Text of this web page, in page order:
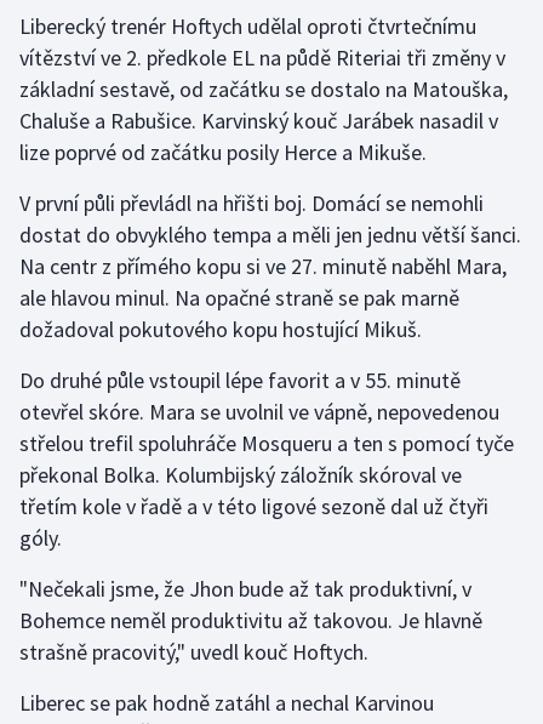
Florbal
Futsal
Golf
Gymnastika
Házená
Jezdectví
Judo
Krasobruslení
Lezení
Moderní pětiboj
Liberecký trenér Hoftych udělal oproti čtvrtečnímu
vítězství ve 2. předkole EL na půdě Riteriai tři změny v
základní sestavě, od začátku se dostalo na Matouška,
Chaluše a Rabušice. Karvinský kouč Jarábek nasadil v
lize poprvé od začátku posily Herce a Mikuše.
V první půli převládl na hřišti boj. Domácí se nemohli
dostat do obvyklého tempa a měli jen jednu větší šanci.
Na centr z přímého kopu si ve 27. minutě naběhl Mara,
ale hlavou minul. Na opačné straně se pak marně
dožadoval pokutového kopu hostující Mikuš.
Do druhé půle vstoupil lépe favorit a v 55. minutě
otevřel skóre. Mara se uvolnil ve vápně, nepovedenou
střelou trefil spoluhráče Mosqueru a ten s pomocí tyče
překonal Bolka. Kolumbijský záložník skóroval ve
třetím kole v řadě a v této ligové sezoně dal už čtyři
góly.
"Nečekali jsme, že Jhon bude až tak produktivní, v
Bohemce neměl produktivitu až takovou. Je hlavně
strašně pracovitý," uvedl kouč Hoftych.
Liberec se pak hodně zatáhl a nechal Karvinou